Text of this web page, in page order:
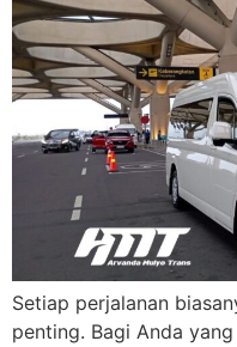
Setiap perjalanan
penting. Bagi Anda